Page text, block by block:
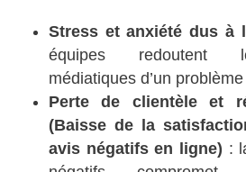
Stress et anxiété dus à
équipes redoutent
médiatiques d’un
Perte de clientèle et
(Baisse de la
avis négatifs en ligne) :